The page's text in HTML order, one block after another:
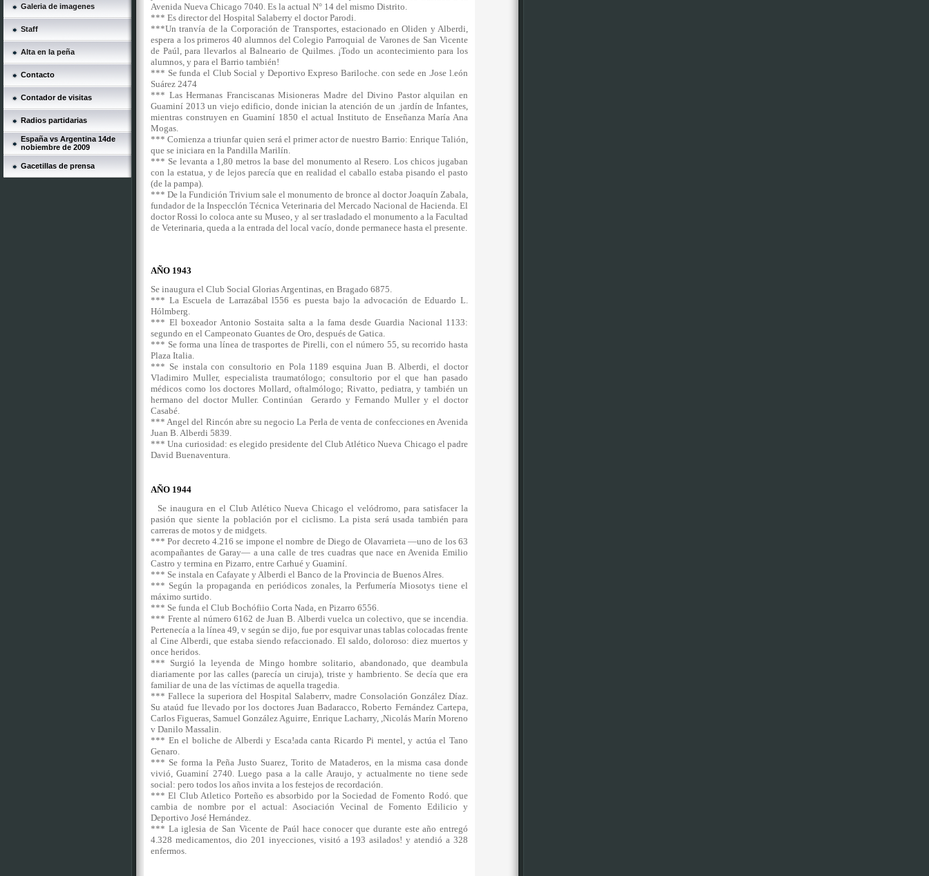
Galeria de imagenes
Staff
Alta en la peña
Contacto
Contador de visitas
Radios partidarias
España vs Argentina 14de
nobiembre de 2009
Gacetillas de prensa
Avenida Nueva Chicago 7040. Es la actual N° 14 del mismo Distrito.
*** Es director del Hospital Salaberry el doctor Parodi.
***Un tranvía de la Corporación de Transportes, estacionado en Oliden y Alberdi,
espera a los primeros 40 alumnos del Colegio Parroquial de Varones de San Vicente
de Paúl, para llevarlos al Balneario de Quilmes. ¡Todo un acontecimiento para los
alumnos, y para el Barrio también!
*** Se funda el Club Social y Deportivo Expreso Bariloche. con sede en .Jose l.eón
Suárez 2474
*** Las Hermanas Franciscanas Misioneras Madre del Divino Pastor alquilan en
Guaminí 2013 un viejo edificio, donde inician la atención de un .jardín de Infantes,
mientras construyen en Guaminí 1850 el actual Instituto de Enseñanza María Ana
Mogas.
*** Comienza a triunfar quien será el primer actor de nuestro Barrio: Enrique Talión,
que se iniciara en la Pandilla Marilín.
*** Se levanta a 1,80 metros la base del monumento al Resero. Los chicos jugaban
con la estatua, y de lejos parecía que en realidad el caballo estaba pisando el pasto
(de la pampa).
*** De la Fundición Trivium sale el monumento de bronce al doctor Joaquín Zabala,
fundador de la Inspecclón Técnica Veterinaria del Mercado Nacional de Hacienda. El
doctor Rossi lo coloca ante su Museo, y al ser trasladado el monumento a la Facultad
de Veterinaria, queda a la entrada del local vacío, donde permanece hasta el presente.
AÑO 1943
Se inaugura el Club Social Glorias Argentinas, en Bragado 6875.
*** La Escuela de Larrazábal l556 es puesta bajo la advocación de Eduardo L.
Hólmberg.
*** El boxeador Antonio Sostaita salta a la fama desde Guardia Nacional 1133:
segundo en el Campeonato Guantes de Oro, después de Gatica.
*** Se forma una línea de trasportes de Pirelli, con el número 55, su recorrido hasta
Plaza Italia.
*** Se instala con consultorio en Pola 1189 esquina Juan B. Alberdi, el doctor
Vladimiro Muller, especialista traumatólogo; consultorio por el que han pasado
médicos como los doctores Mollard, oftalmólogo; Rivatto, pediatra, y también un
hermano del doctor Muller. Continúan Gerardo y Fernando Muller y el doctor
Casabé.
*** Angel del Rincón abre su negocio La Perla de venta de confecciones en Avenida
Juan B. Alberdi 5839.
*** Una curiosidad: es elegido presidente del Club Atlético Nueva Chicago el padre
David Buenaventura.
AÑO 1944
Se inaugura en el Club Atlético Nueva Chicago el velódromo, para satisfacer la
pasión que siente la población por el ciclismo. La pista será usada también para
carreras de motos y de midgets.
*** Por decreto 4.216 se impone el nombre de Diego de Olavarrieta —uno de los 63
acompañantes de Garay— a una calle de tres cuadras que nace en Avenida Emilio
Castro y termina en Pizarro, entre Carhué y Guaminí.
*** Se instala en Cafayate y Alberdi el Banco de la Provincia de Buenos Alres.
*** Según la propaganda en periódicos zonales, la Perfumería Miosotys tiene el
máximo surtido.
*** Se funda el Club Bochófiio Corta Nada, en Pizarro 6556.
*** Frente al número 6162 de Juan B. Alberdi vuelca un colectivo, que se incendia.
Pertenecía a la línea 49, v según se dijo, fue por esquivar unas tablas colocadas frente
al Cine Alberdi, que estaba siendo refaccionado. El saldo, doloroso: diez muertos y
once heridos.
*** Surgió la leyenda de Mingo hombre solitario, abandonado, que deambula
diariamente por las calles (parecía un ciruja), triste y hambriento. Se decía que era
familiar de una de las víctimas de aquella tragedia.
*** Fallece la superiora del Hospital Salaberrv, madre Consolación González Díaz.
Su ataúd fue llevado por los doctores Juan Badaracco, Roberto Fernández Cartepa,
Carlos Figueras, Samuel González Aguirre, Enrique Lacharry, ,Nicolás Marín Moreno
v Danilo Massalin.
*** En el boliche de Alberdi y Esca!ada canta Ricardo Pi mentel, y actúa el Tano
Genaro.
*** Se forma la Peña Justo Suarez, Torito de Mataderos, en la misma casa donde
vivió, Guaminí 2740. Luego pasa a la calle Araujo, y actualmente no tiene sede
social: pero todos los años invita a los festejos de recordación.
*** El Club Atletico Porteño es absorbido por la Sociedad de Fomento Rodó. que
cambia de nombre por el actual: Asociación Vecinal de Fomento Edilicio y
Deportivo José Hernández.
*** La iglesia de San Vicente de Paúl hace conocer que durante este año entregó
4.328 medicamentos, dio 201 inyecciones, visitó a 193 asilados! y atendió a 328
enfermos.